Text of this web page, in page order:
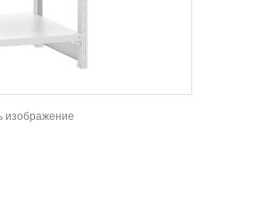
изображение